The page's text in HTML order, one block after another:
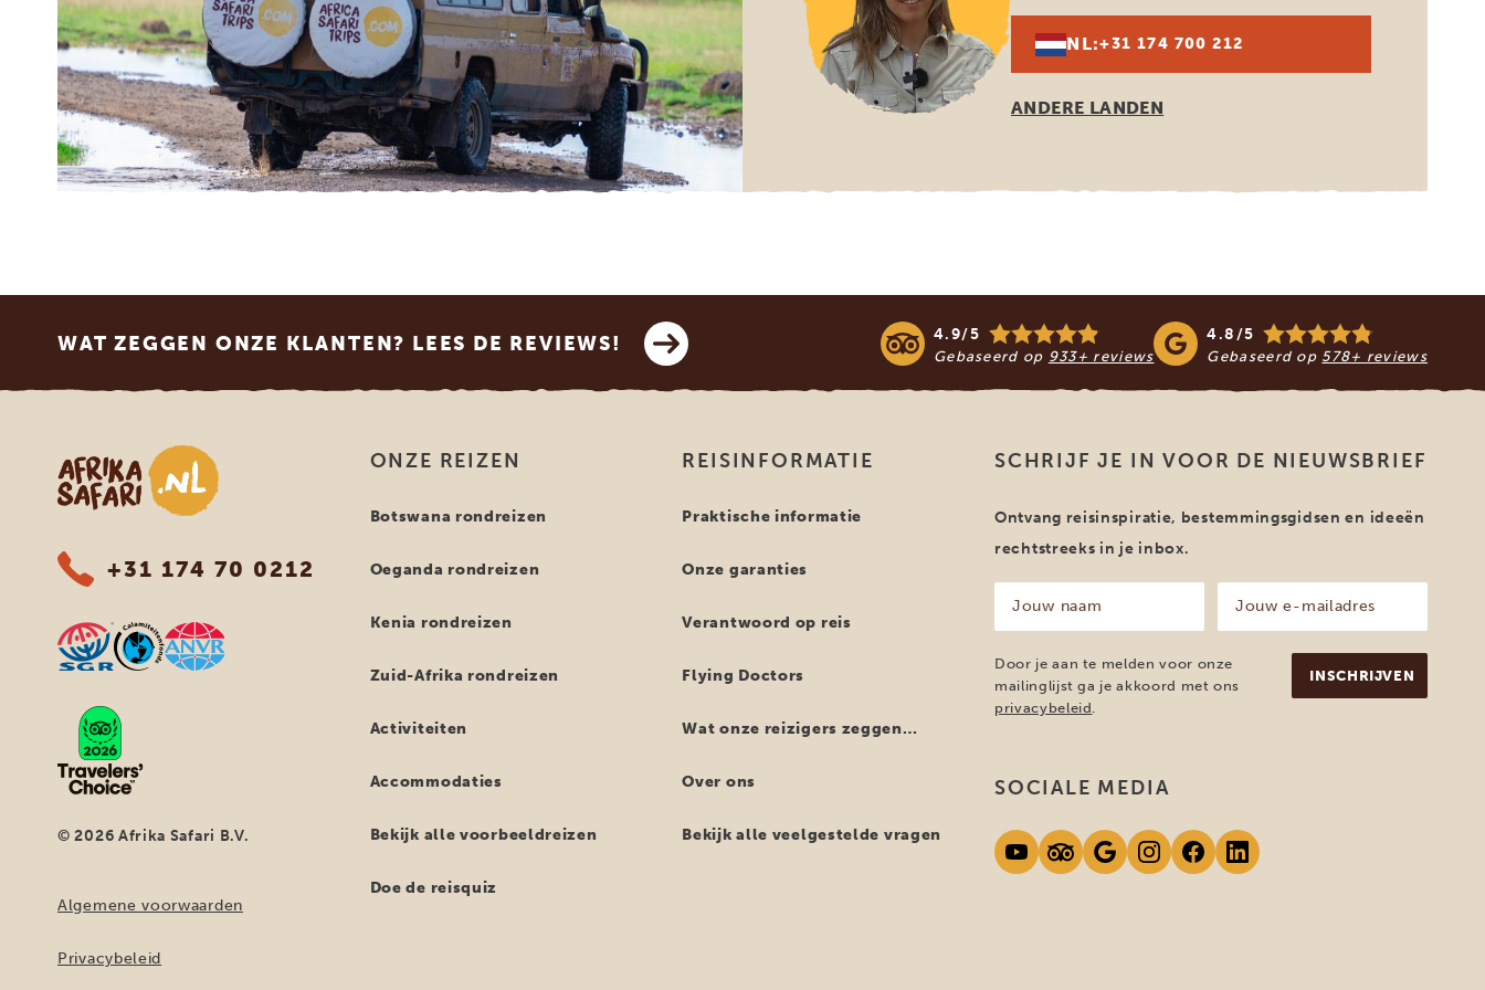
NL:+31 174 700 212
ANDERE LANDEN
WAT ZEGGEN ONZE KLANTEN? LEES DE REVIEWS! 4.9/5
Gebaseerd op 933+ reviews
4.8/5
Gebaseerd op 578+ reviews
Afrika safari
+31 174 70 0212
© 2026 Afrika Safari B.V.
Algemene voorwaarden
Privacybeleid
ONZE REIZEN
Botswana rondreizen
Oeganda rondreizen
Kenia rondreizen
Zuid-Afrika rondreizen
Activiteiten
Accommodaties
Bekijk alle voorbeeldreizen
Doe de reisquiz
REISINFORMATIE
Praktische informatie
Onze garanties
Verantwoord op reis
Flying Doctors
Wat onze reizigers zeggen…
Over ons
Bekijk alle veelgestelde vragen
SCHRIJF JE IN VOOR DE NIEUWSBRIEF
Ontvang reisinspiratie, bestemmingsgidsen en ideeën
rechtstreeks in je inbox.
naam
(Vereist)
mailadres
(Vereist)
Door je aan te melden voor onze
mailinglijst ga je akkoord met ons
privacybeleid.
SOCIALE MEDIA